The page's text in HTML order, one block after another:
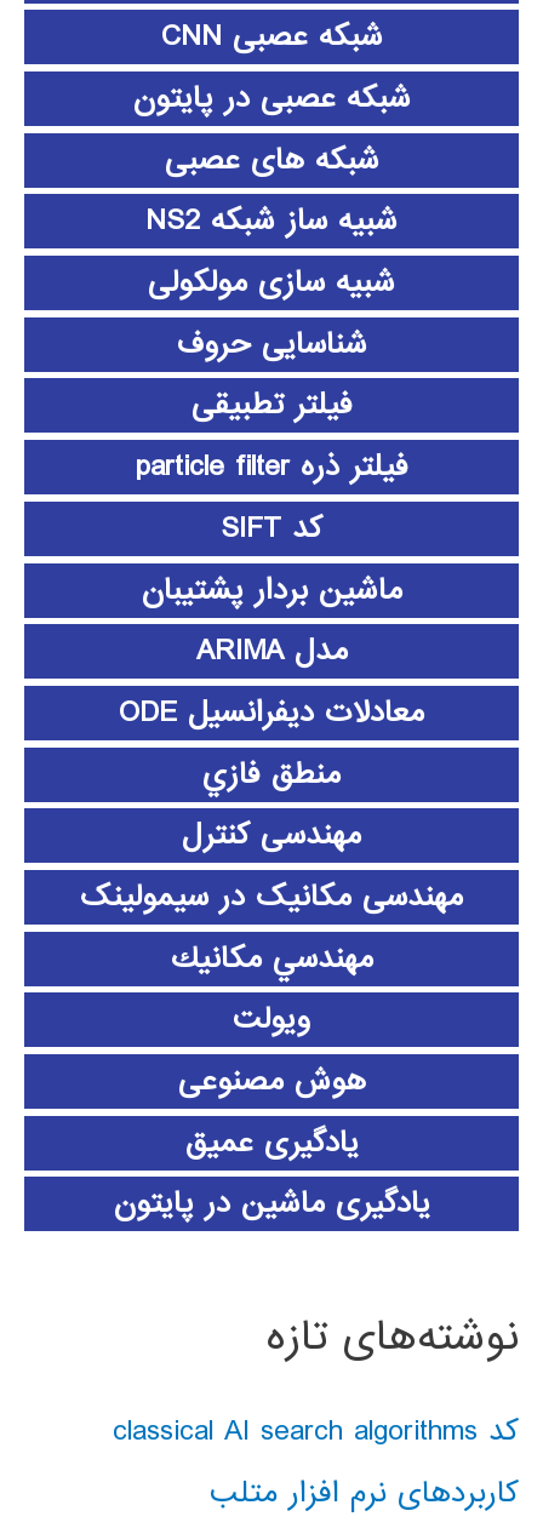
شبکه عصبی CNN
شبکه عصبی در پایتون
شبکه های عصبی
شبیه ساز شبکه NS2
شبیه سازی مولکولی
شناسایی حروف
فیلتر تطبیقی
فیلتر ذره particle filter
کد SIFT
ماشین بردار پشتیبان
مدل ARIMA
معادلات دیفرانسیل ODE
منطق فازي
مهندسی کنترل
مهندسی مکانیک در سیمولینک
مهندسي مكانيك
ویولت
هوش مصنوعی
یادگیری عمیق
یادگیری ماشین در پایتون
نوشته‌های تازه
کد classical AI search algorithms
کاربردهای نرم افزار متلب